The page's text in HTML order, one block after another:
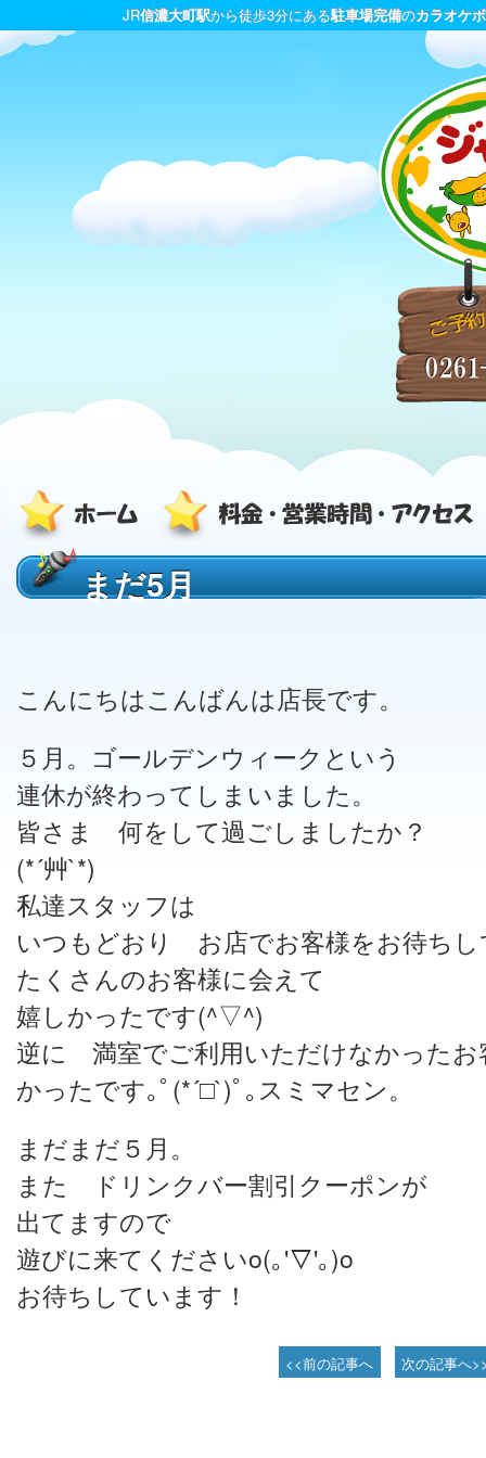
JR信濃大町駅から徒歩3分にある駐車場完備のカラオケ
まだ5月
こんにちはこんばんは店長です。
５月。ゴールデンウィークという
連休が終わってしまいました。
皆さま 何をして過ごしましたか？
(*´艸`*)
私達スタッフは
いつもどおり お店でお客様をお待ちし
たくさんのお客様に会えて
嬉しかったです(^▽^)
逆に 満室でご利用いただけなかった
かったです｡ﾟ(*´□`)ﾟ｡スミマセン。
まだまだ５月。
また ドリンクバー割引クーポンが
出てますので
遊びに来てくださいo(｡'▽'｡)o
お待ちしています！
<<前の記事へ 次の記事へ